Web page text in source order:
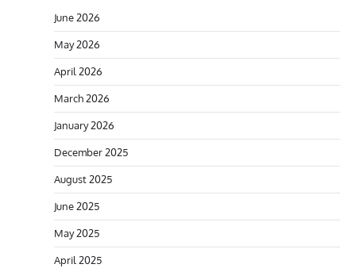
June 2026
May 2026
April 2026
March 2026
January 2026
December 2025
August 2025
June 2025
May 2025
April 2025